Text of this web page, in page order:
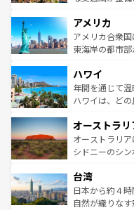
ンツ一覧を参照
の建物がそのま
博物館もあり
ことができる
ば市内交通費無料
着のスイス情報
アメリカ
アメリカ合衆
東海岸の都市
のような巨大都
ンメントが詰
西部には大自
部のニューオー
文化が魅力。旅
しみながら、
ならではの贅沢な旅のス
情報はコンテ
ハワイ
年間を通じて
ハワイは、ど
ワイ島は見逃せ
島だが、静か
おすすめ。エ
れるおもてなし
人々、おいし
ク、伝統的な
オーストラリ
オーストラリ
シドニーのシ
リアリーフや大
ク）、タスマ
ど、見どころ
台湾
日本から約４
自然が織りな